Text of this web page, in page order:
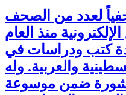
لعدد من الصحف
منذ العام
عدة كتب ودراسات في
والعربية. وله
ضمن موسوعة